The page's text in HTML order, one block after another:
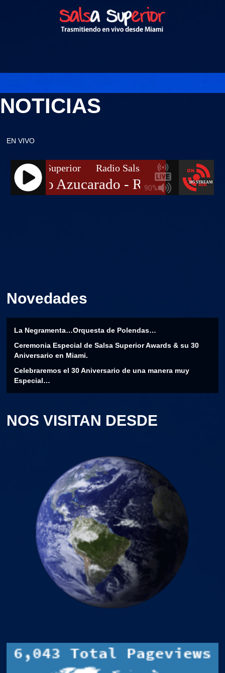
NOTICIAS
EN VIVO
Novedades
La Negramenta…Orquesta de Polendas…
Ceremonia Especial de Salsa Superior Awards & su 30
Aniversario en Miami.
Celebraremos el 30 Aniversario de una manera muy
Especial…
NOS VISITAN DESDE